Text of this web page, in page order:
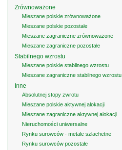
Zrównoważone
Mieszane polskie zrównoważone
Mieszane polskie pozostałe
Mieszane zagraniczne zrównoważone
Mieszane zagraniczne pozostałe
Stabilnego wzrostu
Mieszane polskie stabilnego wzrostu
Mieszane zagraniczne stabilnego wzrostu
Inne
Absolutnej stopy zwrotu
Mieszane polskie aktywnej alokacji
Mieszane zagraniczne aktywnej alokacji
Nieruchomości uniwersalne
Rynku surowców - metale szlachetne
Rynku surowców pozostałe